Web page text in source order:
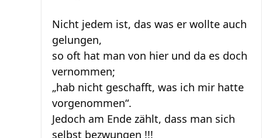
Nicht jedem ist, das was er wollte auch
gelungen,
so oft hat man von hier und da es doch
vernommen;
„hab nicht geschafft, was ich mir hatte
vorgenommen“.
Jedoch am Ende zählt, dass man sich
selbst bezwungen !!!